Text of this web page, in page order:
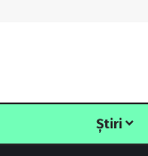
Știri